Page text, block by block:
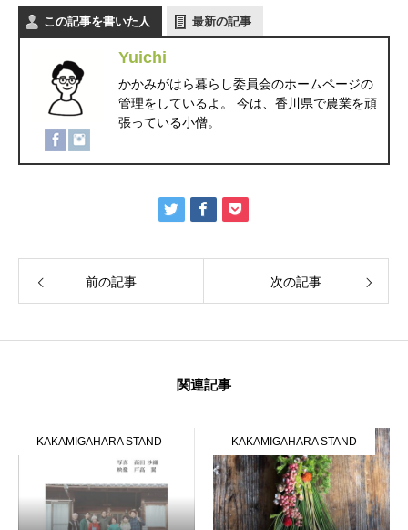
この記事を書いた人 最新の記事
Yuichi
かかみがはら暮らし委員会のホームページの
管理をしているよ。 今は、香川県で農業を頑
張っている小僧。
前の記事 次の記事
関連記事
KAKAMIGAHARA STAND KAKAMIGAHARA STAND